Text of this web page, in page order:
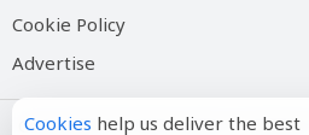
Cookie Policy
Advertise
Copyright © 2026 Salam Hindustan
Cookies help us deliver the best